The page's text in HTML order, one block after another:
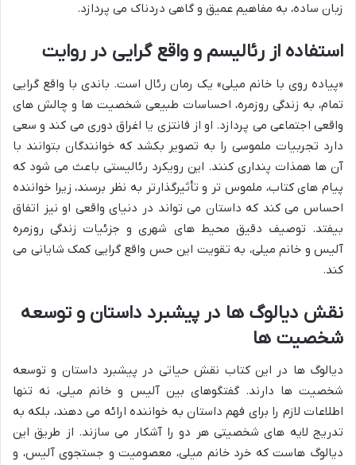
زبان ساده، به مفاهیم عمیق و گاهی دردناک می پردازد.
استفاده از رئالیسم و واقع گرایی در روایت
«پیاده روی با خانم میلی» یک رمان رئال است. باندی با واقع گرایی
تمام، به زندگی روزمره، احساسات طبیعی شخصیت ها و چالش های
واقعی اجتماعی می پردازد. او از فانتزی یا اغراق دوری می کند و سعی
دارد تجربیات ملموسی را به تصویر بکشد که خوانندگان بتوانند با
آن ها همذات پنداری کنند. این رویکرد رئالیستی باعث می شود که
پیام های کتاب، ملموس تر و تأثیرگذارتر به نظر برسند، زیرا خواننده
احساس می کند که داستان می تواند در دنیای واقعی او نیز اتفاق
بیفتد. توصیف دقیق محیط های شهری و جزئیات زندگی روزمره
آلیس و خانم میلی، به تقویت این حس واقع گرایی کمک شایانی می
کند.
نقش دیالوگ ها در پیشبرد داستان و توسعه
شخصیت ها
دیالوگ ها در این کتاب نقش حیاتی در پیشبرد داستان و توسعه
شخصیت ها دارند. گفتگوهای بین آلیس و خانم میلی، نه تنها
اطلاعات لازم را برای فهم داستان به خواننده ارائه می دهند، بلکه به
تدریج لایه های شخصیتی هر دو را آشکار می سازند. از طریق این
دیالوگ هاست که خرد خانم میلی، معصومیت و جستجوی آلیس، و